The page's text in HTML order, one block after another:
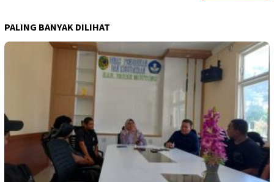
PALING BANYAK DILIHAT